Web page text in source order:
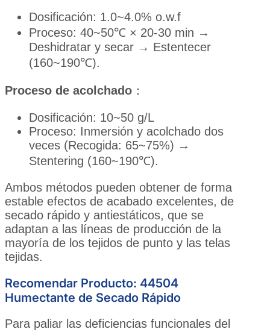
Dosificación: 1.0~4.0% o.w.f
Proceso: 40~50℃ × 20-30 min →
Deshidratar y secar → Estentecer
(160~190℃).
Proceso de acolchado ：
Dosificación: 10~50 g/L
Proceso: Inmersión y acolchado dos
veces (Recogida: 65~75%) →
Stentering (160~190℃).
Ambos métodos pueden obtener de forma
estable efectos de acabado excelentes, de
secado rápido y antiestáticos, que se
adaptan a las líneas de producción de la
mayoría de los tejidos de punto y las telas
tejidas.
Recomendar Producto: 44504
Humectante de Secado Rápido
Para paliar las deficiencias funcionales del